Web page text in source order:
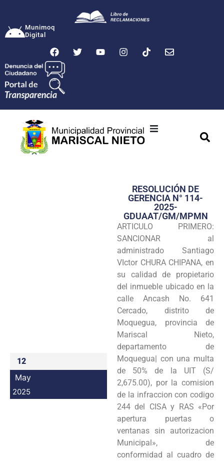
Munimoq
Digital
Transparencia
Seguridad
Programas
Intranet
12
May
2025
RESOLUCIÓN DE
GERENCIA N° 114-
2025-
GDUAAT/GM/MPMN
ARTICULO PRIMERO:
SANCIONAR al
administrado Santiago
VIctor CHURA CHIPANA, en
su calidad de propietario
del inmueble ubicado en la
calle Ancash No. 641
Cercado, distrito de
Moquegua, provincia de
Mariscal Nieto,
departamento de
Moquegua| con una multa
de 50% de la UIT (S/
2,675.00), por la comision
de la infraccion con codigo
244 del CISA y RAS «Por
apertura puertas o
ventanas sin autorizacion
Municipal», de
conformidad al cuadro de